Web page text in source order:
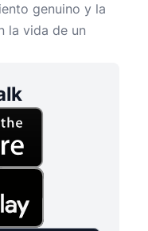
genuino y la
la vida de un